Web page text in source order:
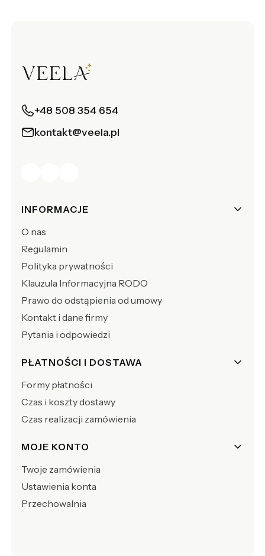
+48 508 354 654
kontakt@veela.pl
Linki w stopce
INFORMACJE
O nas
Regulamin
Polityka prywatności
Klauzula Informacyjna RODO
Prawo do odstąpienia od umowy
Kontakt i dane firmy
Pytania i odpowiedzi
PŁATNOŚCI I DOSTAWA
Formy płatności
Czas i koszty dostawy
Czas realizacji zamówienia
MOJE KONTO
Twoje zamówienia
Ustawienia konta
Przechowalnia